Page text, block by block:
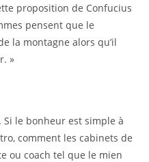
proposition de Confucius
pensent que le
la montagne alors qu’il
»
le bonheur est simple à
comment les cabinets de
ou coach tel que le mien